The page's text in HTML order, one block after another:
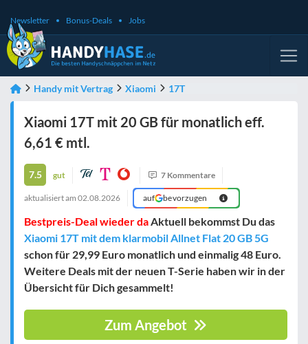
Newsletter Bonus-Deals Jobs
Handy mit Vertrag Xiaomi 17T
Xiaomi 17T mit 20 GB für monatlich eff.
6,61 € mtl.
7.5 gut 7 Kommentare
aktualisiert am 02.08.2026 auf bevorzugen
Bestpreis-Deal wieder daAktuell bekommst Du das
Xiaomi 17T mit dem klarmobil Allnet Flat 20 GB 5G
schon für 29,99 Euro monatlich und einmalig 48 Euro.
Weitere Deals mit der neuen T-Serie haben wir in der
Übersicht für Dich gesammelt!
Zum Angebot